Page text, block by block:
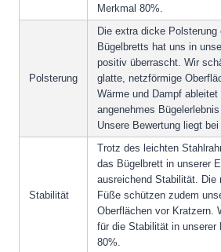
Merkmal 80%.
Polsterung
Die extra dicke Polsterung
Bügelbretts hat uns in
positiv überrascht. Wir
glatte, netzförmige
Wärme und Dampf ableitet
angenehmes
Unsere Bewertung liegt bei
Stabilität
Trotz des leichten
das Bügelbrett in unserer
ausreichend Stabilität. Die
Füße schützen zudem
Oberflächen vor Kratzern.
für die Stabilität in unserer
80%.